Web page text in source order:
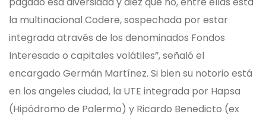
la multinacional Codere, sospechada por estar
integrada através de los denominados Fondos
Interesado o capitales volátiles”, señaló el
encargado Germán Martínez. Si bien su notorio está
en los angeles ciudad, la UTE integrada por Hapsa
(Hipódromo de Palermo) y Ricardo Benedicto (ex